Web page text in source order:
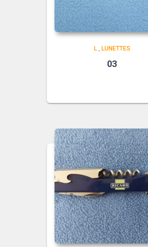
L, LUNETTES
03